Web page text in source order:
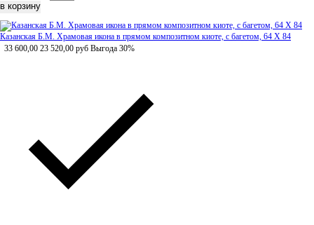
Казанская Б.М. Храмовая икона в прямом композитном киоте, с багетом, 64 Х 84
33 600,00 23 520,00 руб Выгода 30%